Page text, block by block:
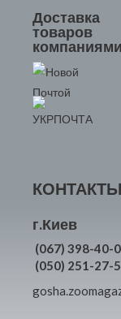
Доставка
товаров
г.Киев
(067) 398-40-
(050) 251-27-